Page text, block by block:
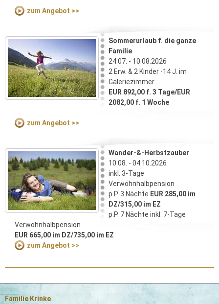
zum Angebot >>
Sommerurlaub f. die ganze
Familie
24.07. - 10.08.2026
2 Erw. & 2 Kinder -14 J. im
Galeriezimmer
EUR 892,00 f. 3 Tage/EUR
2082,00 f. 1 Woche
zum Angebot >>
Wander-&-Herbstzauber
10.08. - 04.10.2026
inkl. 3-Tage
Verwöhnhalbpension
p.P. 3 Nächte EUR 285,00 im
DZ/315,00 im EZ
p.P. 7 Nächte inkl. 7-Tage
Verwöhnhalbpension
EUR 665,00 im DZ/735,00 im EZ
zum Angebot >>
Familie Krinke